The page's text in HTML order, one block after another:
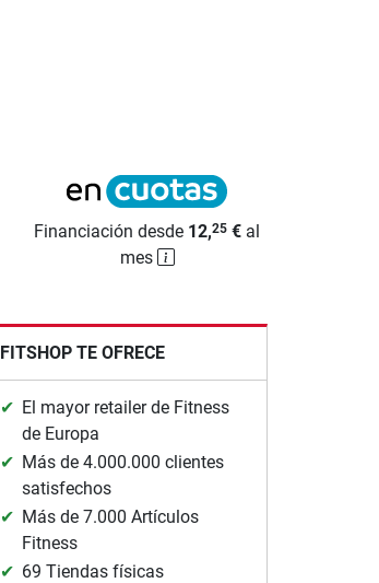
Financiación desde 12,25 € al
mes
FITSHOP TE OFRECE
El mayor retailer de Fitness
de Europa
Más de 4.000.000 clientes
satisfechos
Más de 7.000 Artículos
Fitness
69 Tiendas físicas